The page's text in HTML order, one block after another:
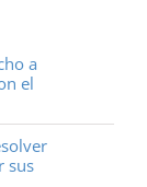
a
el
sus